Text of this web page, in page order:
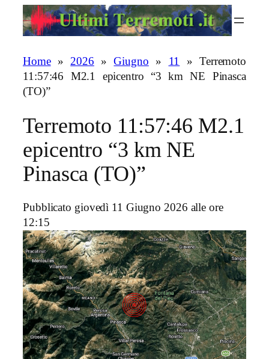
Home»2026 »Giugno » 11 » Terremoto
11:57:46 M2.1 epicentro “3 km NE Pinasca
(TO)”
Terremoto 11:57:46 M2.1
epicentro “3 km NE
Pinasca (TO)”
Pubblicato giovedì 11 Giugno 2026 alle ore
12:15